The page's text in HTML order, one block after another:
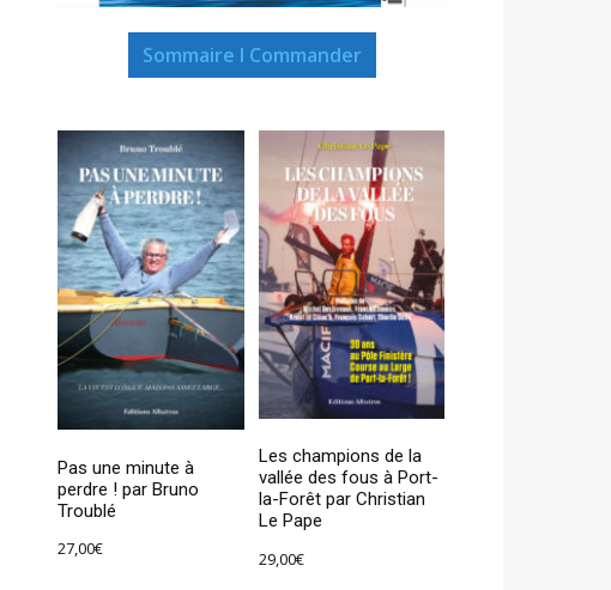
Sommaire I Commander
Pas une minute à
perdre ! par Bruno
Troublé
27,00€
Les champions de la
vallée des fous à Port-
la-Forêt par Christian
Le Pape
29,00€